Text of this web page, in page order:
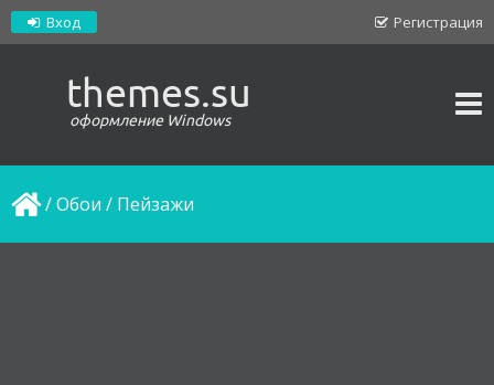
Регистрация
Вход
themes.su
оформление Windows
/Обои / Пейзажи